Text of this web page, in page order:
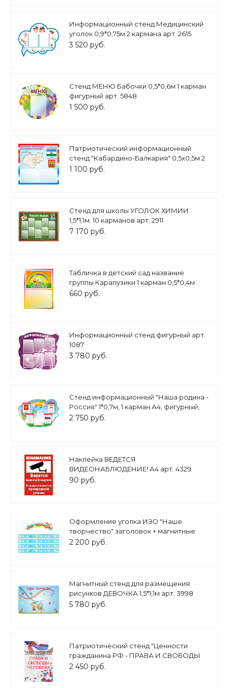
Информационный стенд Медицинский
уголок 0,9*0,75м 2 кармана арт. 2615
3 520 руб.
Стенд МЕНЮ Бабочки 0,5*0,6м 1 карман
фигурный арт. 5848
1 500 руб.
Патриотический информационный
стенд "Кабардино-Балкария" 0,5х0,5м 2
кармана А5 арт.П1484
1 100 руб.
Стенд для школы УГОЛОК ХИМИИ
1,5*1,1м. 10 карманов арт. 2911
7 170 руб.
Табличка в детский сад название
группы Карапузики 1 карман 0,5*0,4м
арт. 7427
660 руб.
Информационный стенд фигурный арт.
1087
3 780 руб.
Стенд информационный "Наша родина -
Россия" 1*0,7м, 1 карман А4, фигурный,
арт. П1123
2 750 руб.
Наклейка ВЕДЕТСЯ
ВИДЕОНАБЛЮДЕНИЕ! А4 арт. 4329
90 руб.
Оформление уголка ИЗО "Наше
творчество" заголовок + магнитные
ленты арт.МАГ1237
2 200 руб.
Магнитный стенд для размещения
рисунков ДЕВОЧКА 1,5*1,1м арт. 3998
5 780 руб.
Патриотический стенд "Ценности
гражданина РФ - ПРАВА И СВОБОДЫ
ЧЕЛОВЕКА" 0,7х1м арт. 2450_6
2 450 руб.